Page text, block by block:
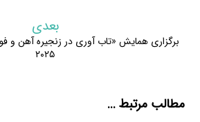
بعدی
برگزاری همایش «تاب آوری در زنجیره آهن و
۲۰۲۵
مطالب مرتبط ...